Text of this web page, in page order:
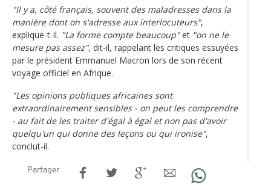
"Il y a, côté français, souvent des maladresses dans la
manière dont on s'adresse aux interlocuteurs",
explique-t-il. "La forme compte beaucoup"et "on ne le
mesure pas assez", dit-il, rappelant les critiques essuyées
par le président Emmanuel Macron lors de son récent
voyage officiel en Afrique.
"Les opinions publiques africaines sont
extraordinairement sensibles - on peut les comprendre
- au fait de les traiter d'égal à égal et non pas d'avoir
quelqu'un qui donne des leçons ou qui ironise",
conclut-il.
Partager